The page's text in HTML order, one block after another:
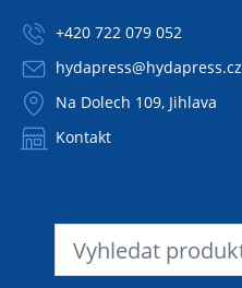
+420 722 079 052
hydapress@hydapress.cz
Na Dolech 109, Jihlava
Kontakt